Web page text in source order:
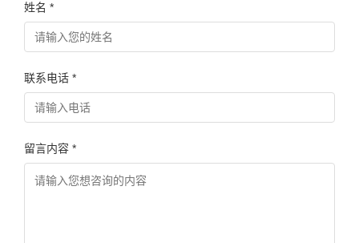
姓名 *
联系电话 *
留言内容 *